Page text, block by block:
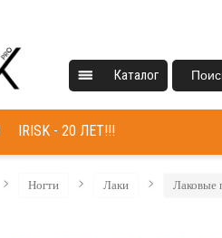
Каталог
IRISK - 20 ЛЕТ!!!
Ногти Лаки Лаковые